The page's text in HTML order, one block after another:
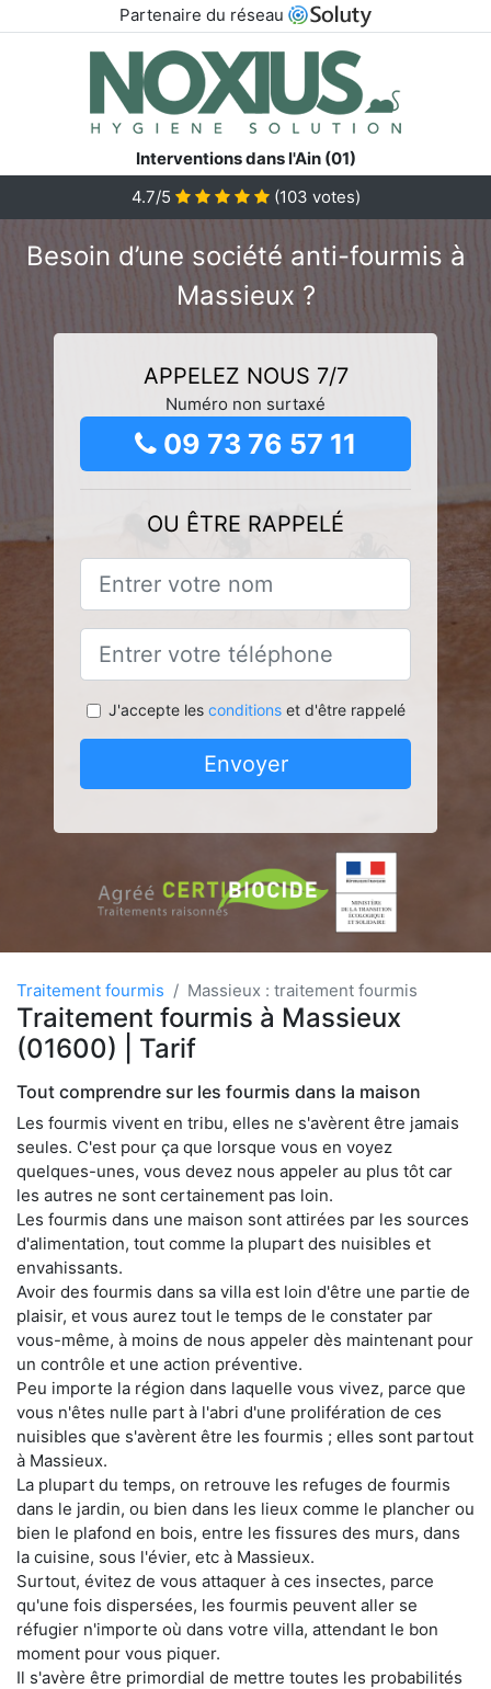
Partenaire du réseau
Interventions dans l'Ain (01)
4.7/5
(103 votes)
Besoin d’une société anti-fourmis à
Massieux ?
APPELEZ NOUS 7/7
Numéro non surtaxé
09 73 76 57 11
OU ÊTRE RAPPELÉ
J'accepte les conditionset d'être rappelé
Envoyer
Traitement fourmis Massieux : traitement fourmis
Traitement fourmis à Massieux
(01600) | Tarif
Tout comprendre sur les fourmis dans la maison
Les fourmis vivent en tribu, elles ne s'avèrent être jamais
seules. C'est pour ça que lorsque vous en voyez
quelques-unes, vous devez nous appeler au plus tôt car
les autres ne sont certainement pas loin.
Les fourmis dans une maison sont attirées par les sources
d'alimentation, tout comme la plupart des nuisibles et
envahissants.
Avoir des fourmis dans sa villa est loin d'être une partie de
plaisir, et vous aurez tout le temps de le constater par
vous-même, à moins de nous appeler dès maintenant pour
un contrôle et une action préventive.
Peu importe la région dans laquelle vous vivez, parce que
vous n'êtes nulle part à l'abri d'une prolifération de ces
nuisibles que s'avèrent être les fourmis ; elles sont partout
à Massieux.
La plupart du temps, on retrouve les refuges de fourmis
dans le jardin, ou bien dans les lieux comme le plancher ou
bien le plafond en bois, entre les fissures des murs, dans
la cuisine, sous l'évier, etc à Massieux.
Surtout, évitez de vous attaquer à ces insectes, parce
qu'une fois dispersées, les fourmis peuvent aller se
réfugier n'importe où dans votre villa, attendant le bon
moment pour vous piquer.
Il s'avère être primordial de mettre toutes les probabilités